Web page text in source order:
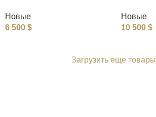
Новые
6 500 $
Новые
10 500 $
Загрузить еще товары